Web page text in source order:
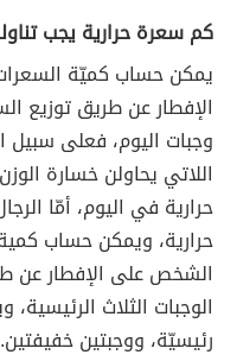
كم سعرة حرارية يجب
يمكن حساب كميّة السعرات
الإفطار عن طريق توزيع
وجبات اليوم، فعلى سبيل
حرارية، ويمكن حساب
الشخص على الإفطار عن
رئيسيّة، ووجبتين خفيفتين.